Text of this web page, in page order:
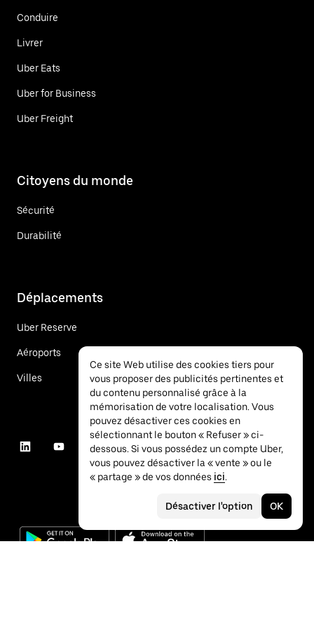
Conduire
Livrer
Uber Eats
Uber for Business
Uber Freight
Citoyens du monde
Sécurité
Durabilité
Déplacements
Uber Reserve
Aéroports
Villes
Ce site Web utilise des cookies tiers pour
vous proposer des publicités pertinentes et
du contenu personnalisé grâce à la
mémorisation de votre localisation. Vous
pouvez désactiver ces cookies en
sélectionnant le bouton « Refuser » ci-
dessous. Si vous possédez un compte Uber,
vous pouvez désactiver la « vente » ou le
« partage » de vos données ici.
Désactiver l'option OK